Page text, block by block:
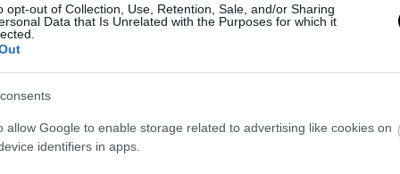
opt-out of Collection, Use, Retention, Sale, and/or Sharing
Data that Is Unrelated with the Purposes for which it
allow Google to enable storage related to advertising like cookies on
identifiers in apps.
καθώς είναι η πρώτη αποβολή παίκτη
αγώνα play off στην εποχή της καταγραφής
1997–98.
της αποβολής του, ο Βίκτορ Ουεμπανιάμα
ριμπάουντ και 3 φάουλ σε 13 λεπτά
έληξε πρόωρα για τον ίδιο.